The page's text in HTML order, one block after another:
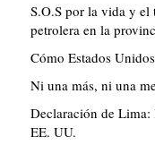
S.O.S por la vida y
petrolera en la
Cómo Estados
Ni una más, ni una
Declaración de Lima:
EE. UU.